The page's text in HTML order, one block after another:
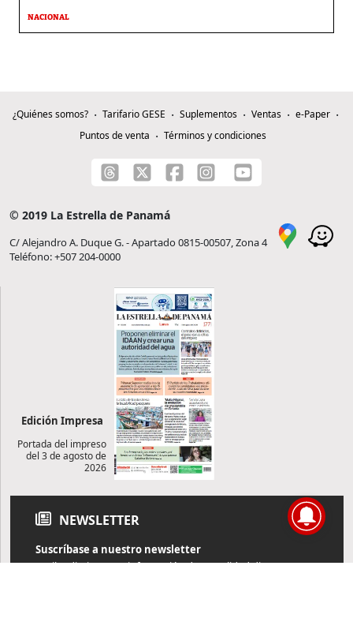
NACIONAL
¿Quiénes somos? Tarifario GESE Suplementos Ventas
e-Paper
Puntos de venta
Términos y condiciones
© 2019 La Estrella de Panamá
C/ Alejandro A. Duque G. - Apartado 0815-00507, Zona 4
Teléfono: +507 204-0000
Edición Impresa
Portada del impreso
del 3 de agosto de
2026
NEWSLETTER
Suscríbase a nuestro newsletter
Reciba diariamente información de actualidad directamente en